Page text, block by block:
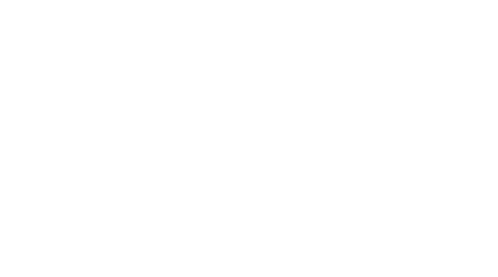
Скибчик В.А.
І ЛІКУВАННЯ В